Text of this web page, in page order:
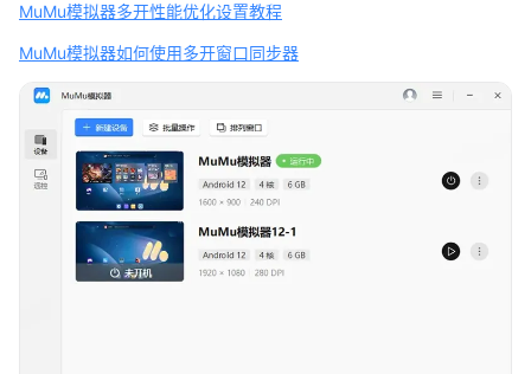
MuMu模拟器多开性能优化设置教程
MuMu模拟器如何使用多开窗口同步器